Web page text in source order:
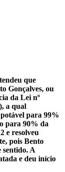
que
Gonçalves, ou
da Lei nº
a qual
para 99%
para 90% da
e resolveu
pois Bento
sentido. A
e deu início